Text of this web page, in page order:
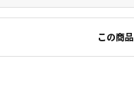
この商